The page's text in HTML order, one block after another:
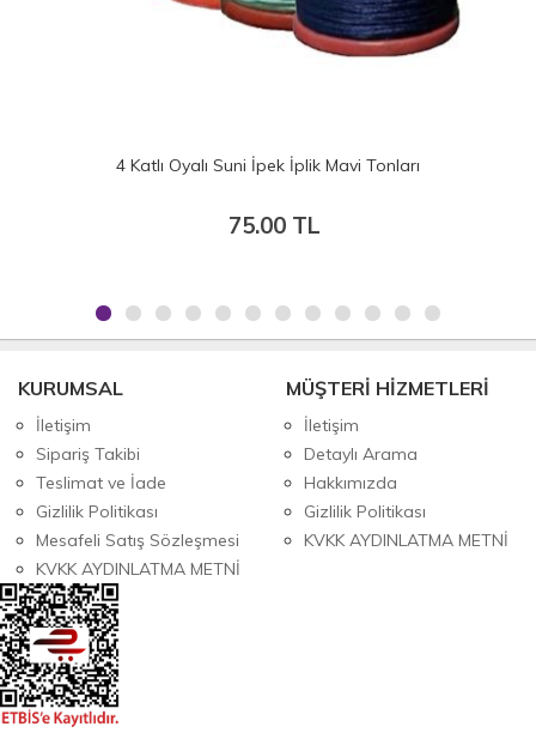
4 Katlı Oyalı Suni İpek İplik Mavi Tonları
75.00 TL
KURUMSAL
İletişim
Sipariş Takibi
Teslimat ve İade
Gizlilik Politikası
Mesafeli Satış Sözleşmesi
KVKK AYDINLATMA METNİ
MÜŞTERİ HİZMETLERİ
İletişim
Detaylı Arama
Hakkımızda
Gizlilik Politikası
KVKK AYDINLATMA METNİ